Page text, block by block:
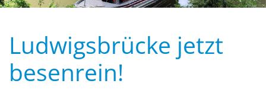
Ludwigsbrücke jetzt
besenrein!